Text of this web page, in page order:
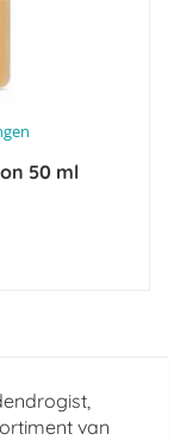
50 ml
van